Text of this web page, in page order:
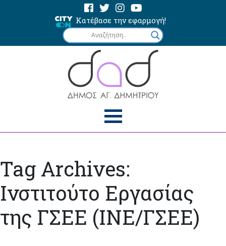
Κατέβασε την εφαρμογή!
Tag Archives:
Ινστιτούτο Εργασίας
της ΓΣΕΕ (ΙΝΕ/ΓΣΕΕ)